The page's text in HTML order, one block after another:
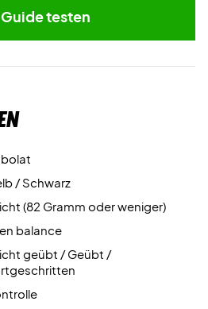
Stabilität und verbessert die
– entscheide dich jetzt für den
professionelle Besaitung für
Schläger empfehlen wir
geliefert.
testen
/ Schwarz
(82 Gramm oder weniger)
balance
geübt / Geübt /